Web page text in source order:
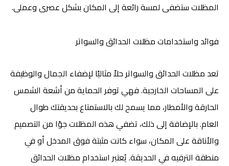
المظلات ستضفى لمسة رائعة إلى المكان بشكل عصرى وعملى.
فوائد واستخدامات مظلات الحدائق والسواتر
تعد مظلات الحدائق والسواتر حلاً مثاليًا لإضفاء الجمال والوظيفة
على المساحات الخارجية. فهي توفر الحماية من أشعة الشمس
الحارقة والأمطار، مما يسمح لك بالاستمتاع بحديقتك طوال
العام. بالإضافة إلى ذلك، تضفي هذه المظلات جوًا من التصميم
والأناقة على المكان، سواء كانت مثبتة فوق المدخل أو في
منطقة الترفيه في الحديقة. يُعتبر استخدام مظلات الحدائق